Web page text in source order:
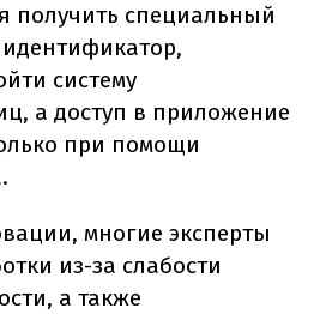
получить специальный
систему
а доступ в приложение
при помощи
многие эксперты
из-за слабости
а также